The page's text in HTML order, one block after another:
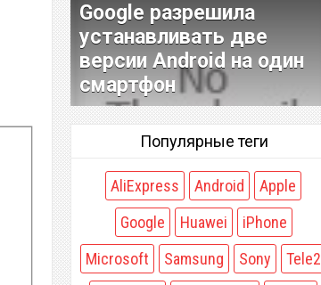
Google разрешила
устанавливать две
версии Android на один
смартфон
Популярные теги
AliExpress Android
Apple
Google
Huawei
iPhone
Microsoft
Samsung Sony
Tele2